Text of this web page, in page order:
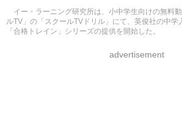
イー・ラーニング研究所は、小中学生向けの無料
ルTV」の「スクールTVドリル」にて、英俊社の中学
「合格トレイン」シリーズの提供を開始した。
advertisement